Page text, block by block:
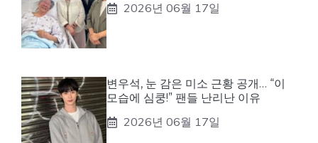
2026년 06월 17일
변우석, 눈 감은 미소 근황 공개… “이
모습에 심쿵!” 팬들 난리난 이유
2026년 06월 17일